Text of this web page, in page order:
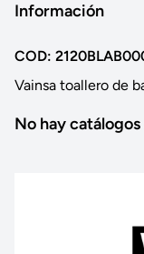
Información
COD:
Vainsa toallero de
No hay